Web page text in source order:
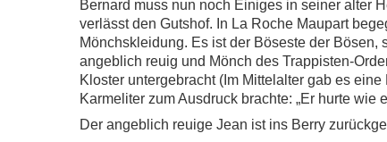
Bernard muss nun noch Einiges in seiner alter
verlässt den Gutshof. In La Roche Maupart
Mönchskleidung. Es ist der Böseste der Bösen,
angeblich reuig und Mönch des Trappisten-
Kloster untergebracht (Im Mittelalter gab es
Karmeliter zum Ausdruck brachte: „Er hurte wie
Der angeblich reuige Jean ist ins Berry